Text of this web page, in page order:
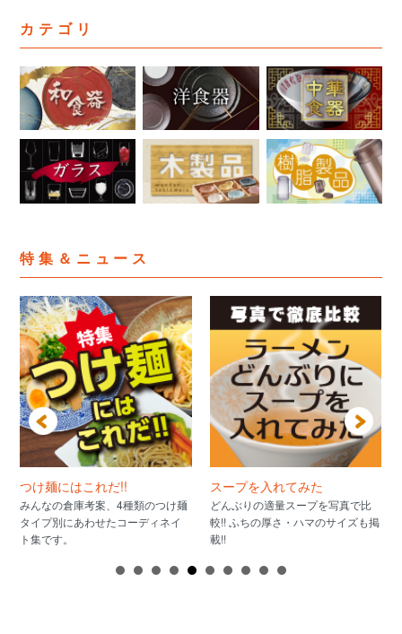
カテゴリ
特集＆ニュース
つけ麺にはこれだ!!
みんなの倉庫考案、4種類のつけ麺
タイプ別にあわせたコーディネイ
ト集です。
スープを入れてみた
どんぶりの適量スープを写真で比
較!! ふちの厚さ・ハマのサイズも掲
載!!